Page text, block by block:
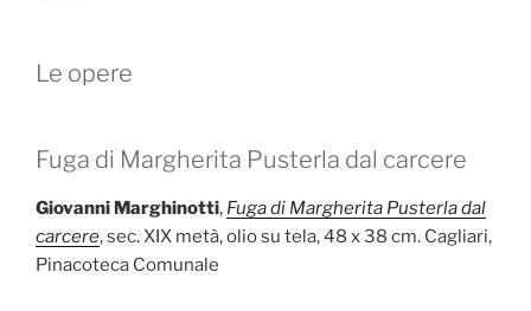
Le opere
Fuga di Margherita Pusterla dal carcere
Giovanni Marghinotti, Fuga di Margherita Pusterla dal
carcere, sec. XIX metà, olio su tela, 48 x 38 cm. Cagliari,
Pinacoteca Comunale